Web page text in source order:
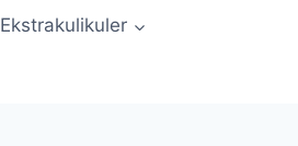
Ekstrakulikuler